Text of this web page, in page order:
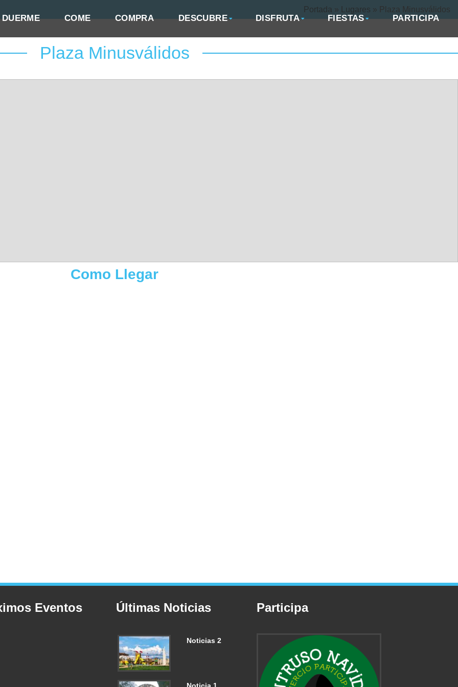
DUERME COME COMPRA DESCUBRE DISFRUTA FIESTAS PARTICIPA
Portada » Lugares » Plaza Minusválidos
Plaza Minusválidos
Como Llegar
Eventos Últimas Noticias
Noticias 2
Noticia 1
Participa